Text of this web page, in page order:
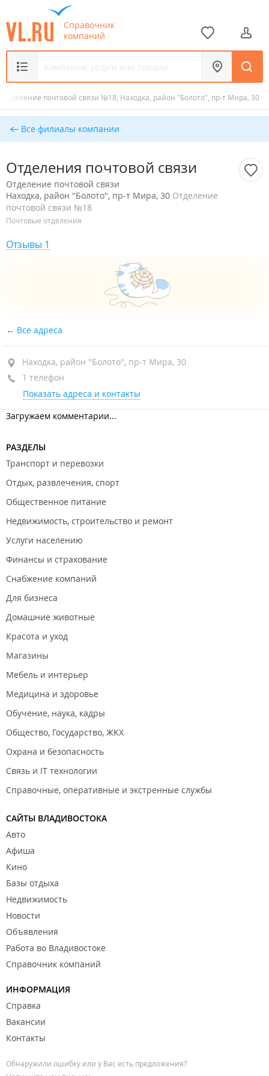
Справочник
компаний
Отделение почтовой связи №18, Находка, район "Болото", пр-т Мира, 30
Все филиалы компании
Отделения почтовой связи
Отделение почтовой связи
Находка, район "Болото", пр-т Мира, 30 Отделение
почтовой связи №18
Почтовые отделения
Отзывы 1
Все адреса
Находка, район "Болото", пр-т Мира, 30
1 телефон
Показать адреса и контакты
Загружаем комментарии...
РАЗДЕЛЫ
Транспорт и перевозки
Отдых, развлечения, спорт
Общественное питание
Недвижимость, строительство и ремонт
Услуги населению
Финансы и страхование
Снабжение компаний
Для бизнеса
Домашние животные
Красота и уход
Магазины
Мебель и интерьер
Медицина и здоровье
Обучение, наука, кадры
Общество, Государство, ЖКХ
Охрана и безопасность
Связь и IT технологии
Справочные, оперативные и экстренные службы
САЙТЫ ВЛАДИВОСТОКА
Авто
Афиша
Кино
Базы отдыха
Недвижимость
Новости
Объявления
Работа во Владивостоке
Справочник компаний
ИНФОРМАЦИЯ
Справка
Вакансии
Контакты
Обнаружили ошибку или у Вас есть предложения?